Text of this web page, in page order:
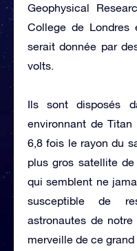
Geophysical
College de
serait donnée par
volts.
Ils sont disposés
environnant de
6,8 fois le rayon du
plus gros satellite
qui semblent ne
susceptible de
astronautes de
merveille de ce